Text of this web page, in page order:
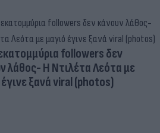
followers δεν
λάθος- Η Ντιλέτα Λεότα με
ξανά viral (photos)